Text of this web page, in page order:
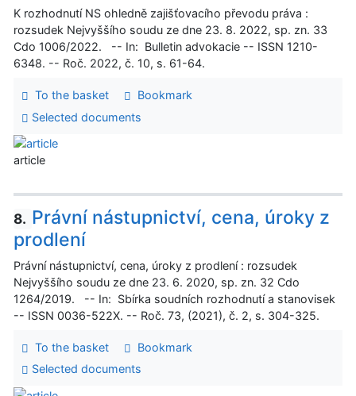
K rozhodnutí NS ohledně zajišťovacího převodu práva :
rozsudek Nejvyššího soudu ze dne 23. 8. 2022, sp. zn. 33
Cdo 1006/2022. -- In: Bulletin advokacie -- ISSN 1210-
6348. -- Roč. 2022, č. 10, s. 61-64.
To the basket
Bookmark
Selected documents
article
8. Právní nástupnictví, cena, úroky z
prodlení
Právní nástupnictví, cena, úroky z prodlení : rozsudek
Nejvyššího soudu ze dne 23. 6. 2020, sp. zn. 32 Cdo
1264/2019. -- In: Sbírka soudních rozhodnutí a stanovisek
-- ISSN 0036-522X. -- Roč. 73, (2021), č. 2, s. 304-325.
To the basket
Bookmark
Selected documents